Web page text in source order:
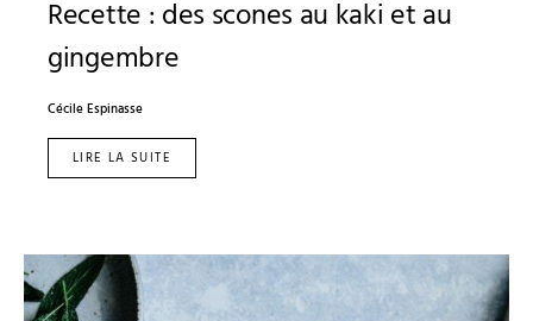
Recette : des scones au kaki et au
gingembre
Cécile Espinasse
LIRE LA SUITE